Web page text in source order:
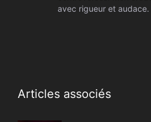
avec rigueur et audace.
Articles associés